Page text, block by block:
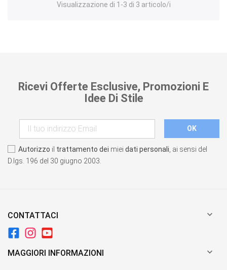
Visualizzazione di 1-3 di 3 articolo/i
Ricevi Offerte Esclusive, Promozioni E
Idee Di Stile
Autorizzo il trattamento dei miei dati personali , ai sensi del
D.lgs. 196 del 30 giugno 2003.
CONTATTACI 
MAGGIORI INFORMAZIONI 